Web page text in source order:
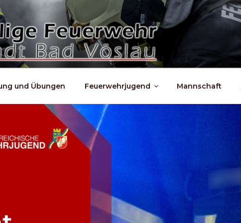
und Übungen Feuerwehrjugend Mannschaft